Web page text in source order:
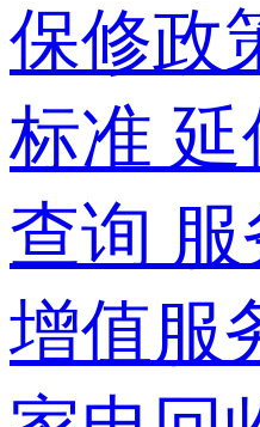
保修政
标准 延
查询
增值服